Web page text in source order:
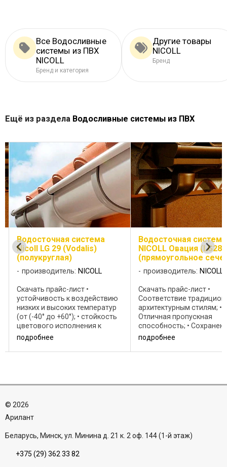
Все Водосливные
системы из ПВХ
NICOLL
Бренд и категория
Другие товары
NICOLL
Бренд
Ещё из раздела Водосливные системы из ПВХ
Водосточная система
Nicoll LG 29 (Vodalis)
(полукруглая)
производитель: NICOLL
Скачать прайс-лист •
устойчивость к воздействию
низких и высоких температур
(от (-40° до +60°); • стойкость
цветового исполнения к
воздействию
ультрафиолетового
излучения; • устойчивость к
подробнее
Водосточная система
NICOLL Овация (LG28)
(прямоугольное
производитель: NICOLL
Скачать прайс-лист •
Соответствие
архитектурным стилям; •
Отличная пропускная
способность; •
свойств и внешнего вида
течением времени; •
выбор комплектующих на
подробнее
© 2026
Aрилант
Беларусь, Минск, ул. Минина д. 21 к. 2 оф. 144 (1-й этаж)
+375 (29) 362 33 82